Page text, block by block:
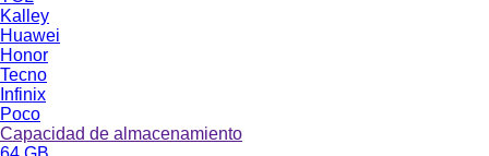
Kalley
Huawei
Honor
Tecno
Infinix
Poco
Capacidad de almacenamiento